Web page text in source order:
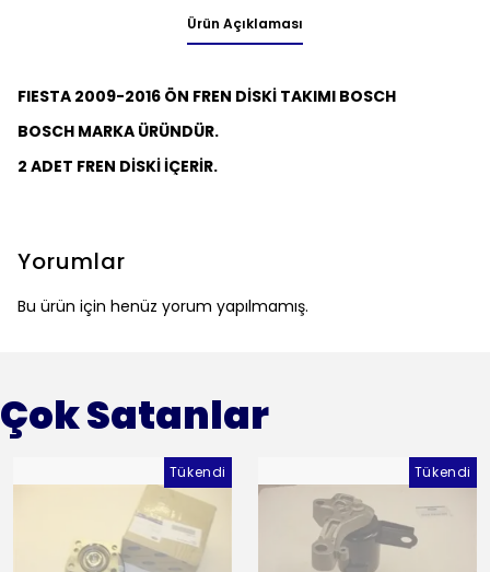
Ürün Açıklaması
FIESTA 2009-2016 ÖN FREN DİSKİ TAKIMI BOSCH
BOSCH MARKA ÜRÜNDÜR.
2 ADET FREN DİSKİ İÇERİR.
Yorumlar
Bu ürün için henüz yorum yapılmamış.
Çok Satanlar
Tükendi Tükendi